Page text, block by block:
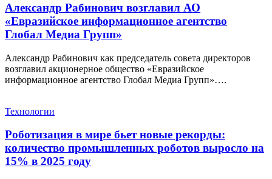
Александр Рабинович возглавил АО
«Евразийское информационное агентство
Глобал Медиа Групп»
Александр Рабинович как председатель совета директоров
возглавил акционерное общество «Евразийское
информационное агентство Глобал Медиа Групп»….
Технологии
Роботизация в мире бьет новые рекорды:
количество промышленных роботов выросло на
15% в 2025 году